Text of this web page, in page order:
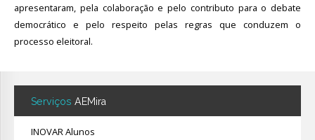
apresentaram, pela colaboração e pelo contributo para o debate
democrático e pelo respeito pelas regras que conduzem o
processo eleitoral.
Serviços AEMira
INOVAR Alunos